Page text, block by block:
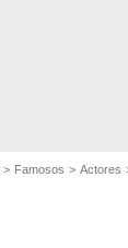
Famosos Actores